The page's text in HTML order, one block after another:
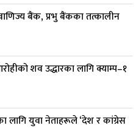
पीडितलाई राहत र उपचार
बनाउने लक्ष्यसहित राष्ट्रिय कृषि
वाणिज्य बैंक, प्रभु बैंकका तत्कालीन
शव उद्धारका लागि क्याम्प–१
लागि युवा नेताहरूले ‘देश र कांग्रेस